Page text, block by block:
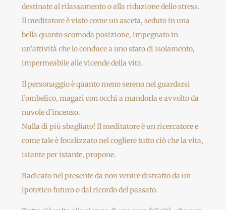
destinate al rilassamento o alla riduzione dello stress.
Il meditatore è visto come un asceta, seduto in una
bella quanto scomoda posizione, impegnato in
un’attività che lo conduce a uno stato di isolamento,
impermeabile alle vicende della vita.
Il personaggio è quanto meno sereno nel guardarsi
l’ombelico, magari con occhi a mandorla e avvolto da
nuvole d’incenso.
Nulla di più sbagliato! Il meditatore è un ricercatore e
come tale è focalizzato nel cogliere tutto ciò che la vita,
istante per istante, propone.
Radicato nel presente da non venire distratto da un
ipotetico futuro o dal ricordo del passato.